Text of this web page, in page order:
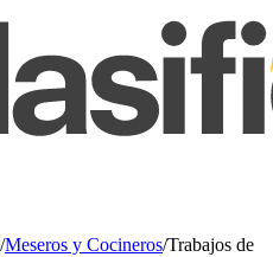
/Meseros y Cocineros/Trabajos de